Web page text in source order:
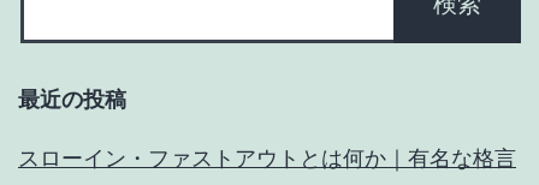
最近の投稿
スローイン・ファストアウトとは何か｜有名な格言